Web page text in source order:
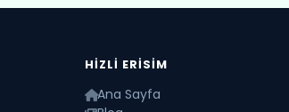
HIZLI ERISIM
Ana Sayfa